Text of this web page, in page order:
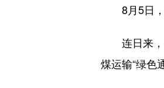
8月5日，
连日来，
煤运输“绿色